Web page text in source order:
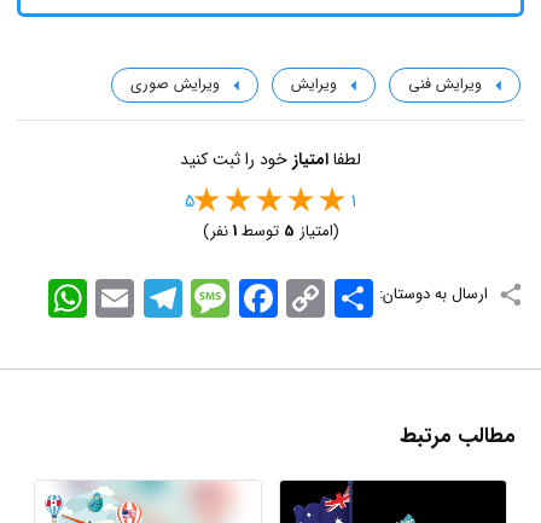
ویرایش فنی ویرایش ویرایش صوری
لطفاامتیاز خود را ثبت کنید
1
5
(امتیاز 5 توسط1نفر)
ارسال به دوستان: WhatsApp EmailTelegramMessageFacebook Copy
Link
اشتراک
مطالب مرتبط